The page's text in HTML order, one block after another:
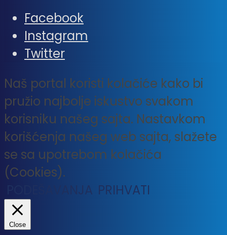
Facebook
Instagram
Twitter
Naš portal koristi kolačiće kako bi
pružio najbolje iskustvo svakom
korisniku našeg sajta. Nastavkom
korišćenja našeg web sajta, slažete
se sa upotrebom kolačića
(Cookies).
PODEŠAVANJA PRIHVATI
Close